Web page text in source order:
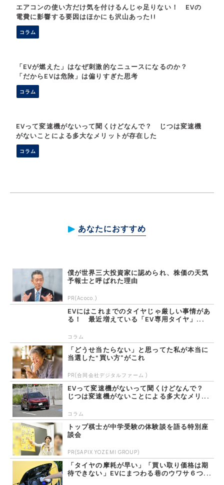
エアコンの使い方だけ気を付けるんじゃ足りない！ EVの
電費に影響する要因はほかにも沢山あった!!
コラム
「EVが燃えた」はなぜ刺激的なニュースになるのか？
「だからEVは危険」は偏りすぎた思考
コラム
EVって変速機がないって聞くけどなんで？ じつは変速機
がないことによる多大なメリットが存在した
コラム
あなたにおすすめ
僕が世界三大投資家に認められ、株価の天気
予報士と呼ばれた理由
PR(Acoco.)
EVにはこれまでのタイヤじゃ厳しい事情があ
る！ 最近増えている「EV専用タイヤ」...
コラム
「どうせ当たらない」と思ってた私が本当に
当選した“買い方”がこれ
PR(合同会社デジタルファーム )
EVって変速機がないって聞くけどなんで？
じつは変速機がないことによる多大なメリ...
コラム
トップ棋士が中学受験の体験談を語る特別座
談会
PR(SAPIX YOZEMI GROUP)
「タイヤの摩耗が早い」「買い取り価格は期
待できない」EVにまつわる巷のウワサ６つ...